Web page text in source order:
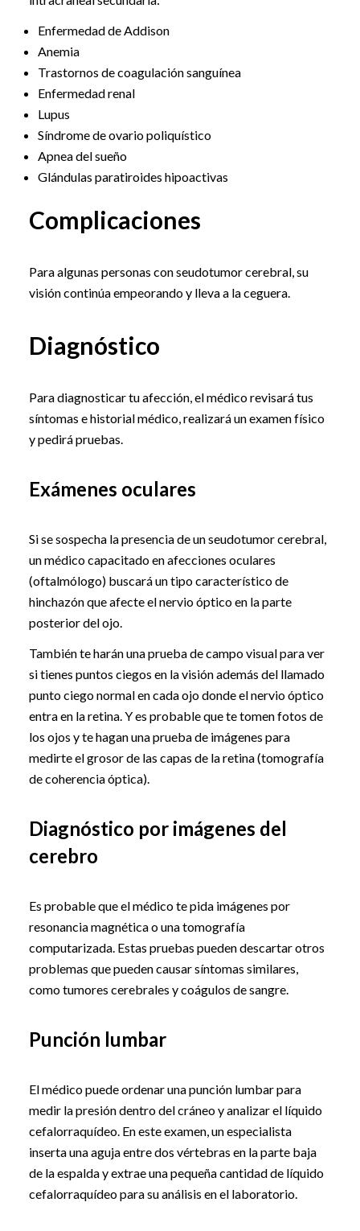
Enfermedad de Addison
Anemia
Trastornos de coagulación sanguínea
Enfermedad renal
Lupus
Síndrome de ovario poliquístico
Apnea del sueño
Glándulas paratiroides hipoactivas
Complicaciones
Para algunas personas con seudotumor cerebral, su
visión continúa empeorando y lleva a la ceguera.
Diagnóstico
Para diagnosticar tu afección, el médico revisará tus
síntomas e historial médico, realizará un examen físico
y pedirá pruebas.
Exámenes oculares
Si se sospecha la presencia de un seudotumor cerebral,
un médico capacitado en afecciones oculares
(oftalmólogo) buscará un tipo característico de
hinchazón que afecte el nervio óptico en la parte
posterior del ojo.
También te harán una prueba de campo visual para ver
si tienes puntos ciegos en la visión además del llamado
punto ciego normal en cada ojo donde el nervio óptico
entra en la retina. Y es probable que te tomen fotos de
los ojos y te hagan una prueba de imágenes para
medirte el grosor de las capas de la retina (tomografía
de coherencia óptica).
Diagnóstico por imágenes del
cerebro
Es probable que el médico te pida imágenes por
resonancia magnética o una tomografía
computarizada. Estas pruebas pueden descartar otros
problemas que pueden causar síntomas similares,
como tumores cerebrales y coágulos de sangre.
Punción lumbar
El médico puede ordenar una punción lumbar para
medir la presión dentro del cráneo y analizar el líquido
cefalorraquídeo. En este examen, un especialista
inserta una aguja entre dos vértebras en la parte baja
de la espalda y extrae una pequeña cantidad de líquido
cefalorraquídeo para su análisis en el laboratorio.